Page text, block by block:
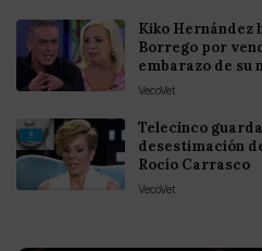
Kiko Hernández
Borrego por
embarazo de su
VecoVet
Telecinco
desestimación
Rocío Carrasco
VecoVet